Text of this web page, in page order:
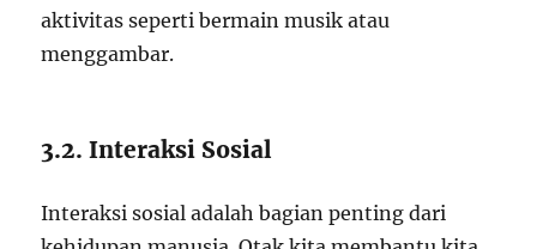
aktivitas seperti bermain musik atau
menggambar.
3.2. Interaksi Sosial
Interaksi sosial adalah bagian penting dari